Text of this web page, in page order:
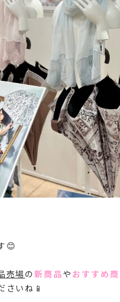
😊
売場 の新商品や おすすめ
さいね📱